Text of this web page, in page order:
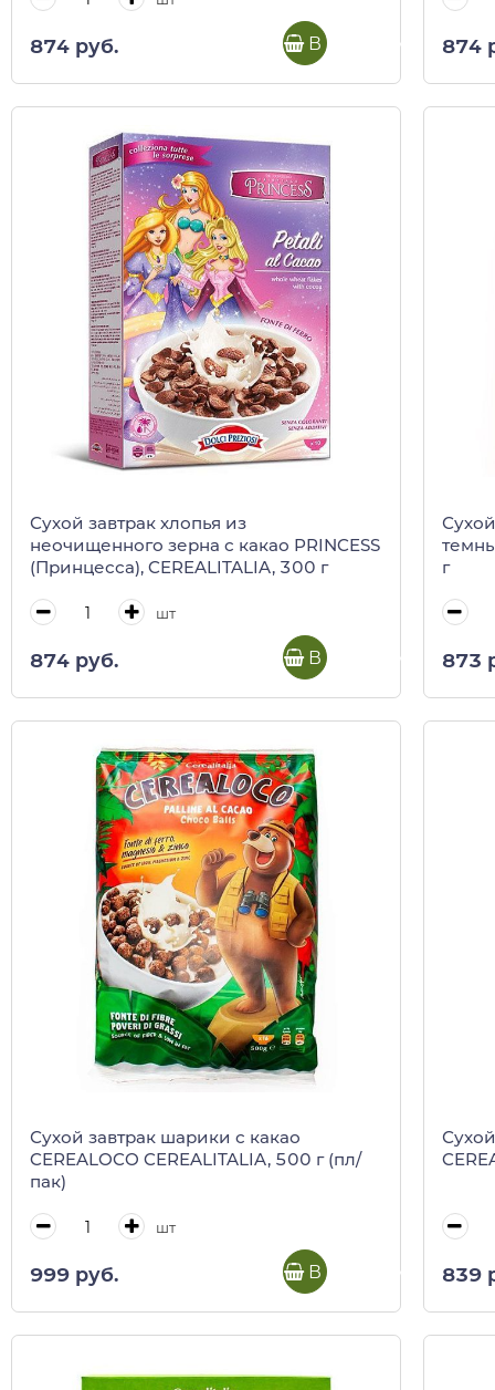
874 руб. В корзину 874
Сухой завтрак хлопья из
неочищенного зерна с какао PRINCESS
(Принцесса), CEREALITALIA, 300 г
шт
874 руб. В корзину
г
873
Сухой завтрак шарики с какао
CEREALOCO CEREALITALIA, 500 г (пл/
пак)
шт
999 руб. В корзину 839